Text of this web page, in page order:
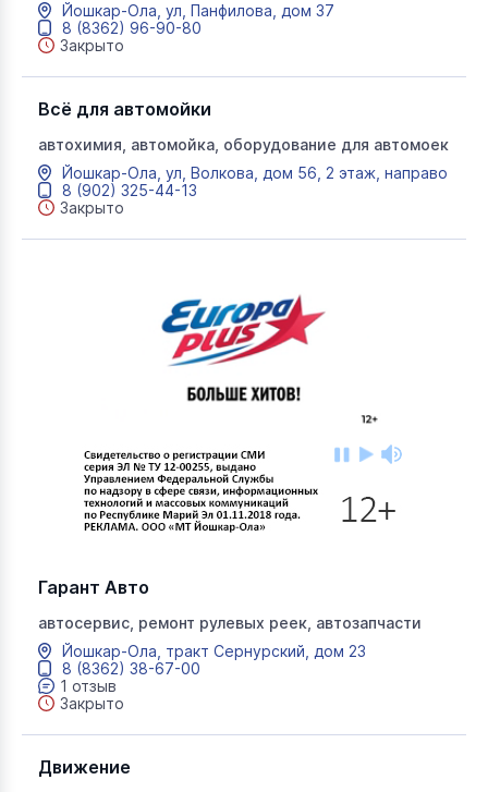
Йошкар-Ола, ул, Панфилова, дом 37
8 (8362) 96-90-80
Закрыто
Всё для автомойки
автохимия, автомойка, оборудование для автомоек
Йошкар-Ола, ул, Волкова, дом 56, 2 этаж, направо
8 (902) 325-44-13
Закрыто
Гарант Авто
автосервис, ремонт рулевых реек, автозапчасти
Йошкар-Ола, тракт Сернурский, дом 23
8 (8362) 38-67-00
1 отзыв
Закрыто
Движение